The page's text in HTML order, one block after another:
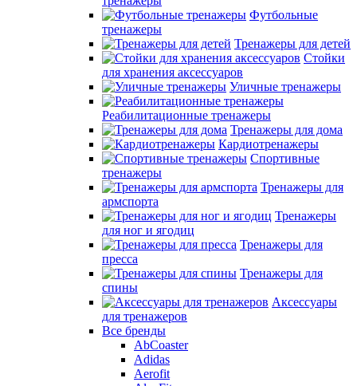
Футбольные
тренажеры
Тренажеры для детей
Стойки
для хранения аксессуаров
Уличные тренажеры
Реабилитационные тренажеры
Тренажеры для дома
Кардиотренажеры
Спортивные
тренажеры
Тренажеры для
армспорта
Тренажеры
для ног и ягодиц
Тренажеры для
пресса
Тренажеры для
спины
Аксессуары
для тренажеров
Все бренды
AbCoaster
Adidas
Aerofit